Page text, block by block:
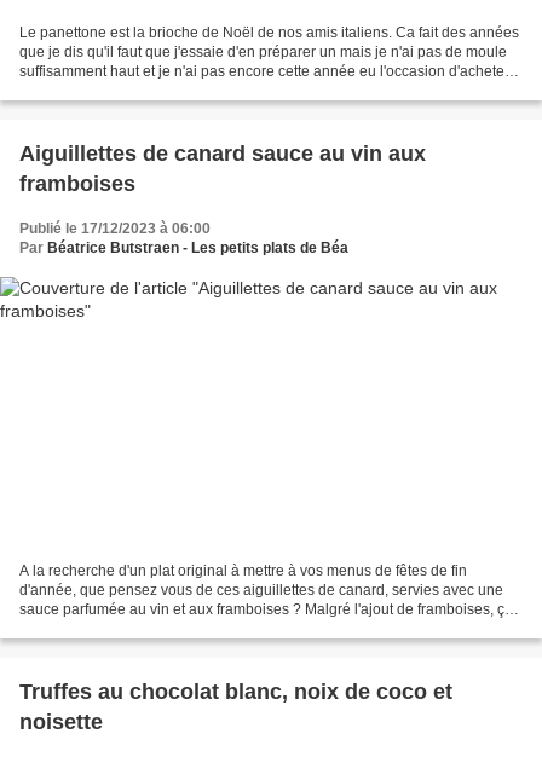
Le panettone est la brioche de Noël de nos amis italiens. Ca fait des années
que je dis qu'il faut que j'essaie d'en préparer un mais je n'ai pas de moule
suffisamment haut et je n'ai pas encore cette année eu l'occasion d'acheter
Aiguillettes de canard sauce au vin aux
framboises
Publié le 17/12/2023 à 06:00
Par Béatrice Butstraen - Les petits plats de Béa
A la recherche d'un plat original à mettre à vos menus de fêtes de fin
d'année, que pensez vous de ces aiguillettes de canard, servies avec une
sauce parfumée au vin et aux framboises ? Malgré l'ajout de framboises, ça
Truffes au chocolat blanc, noix de coco et
noisette